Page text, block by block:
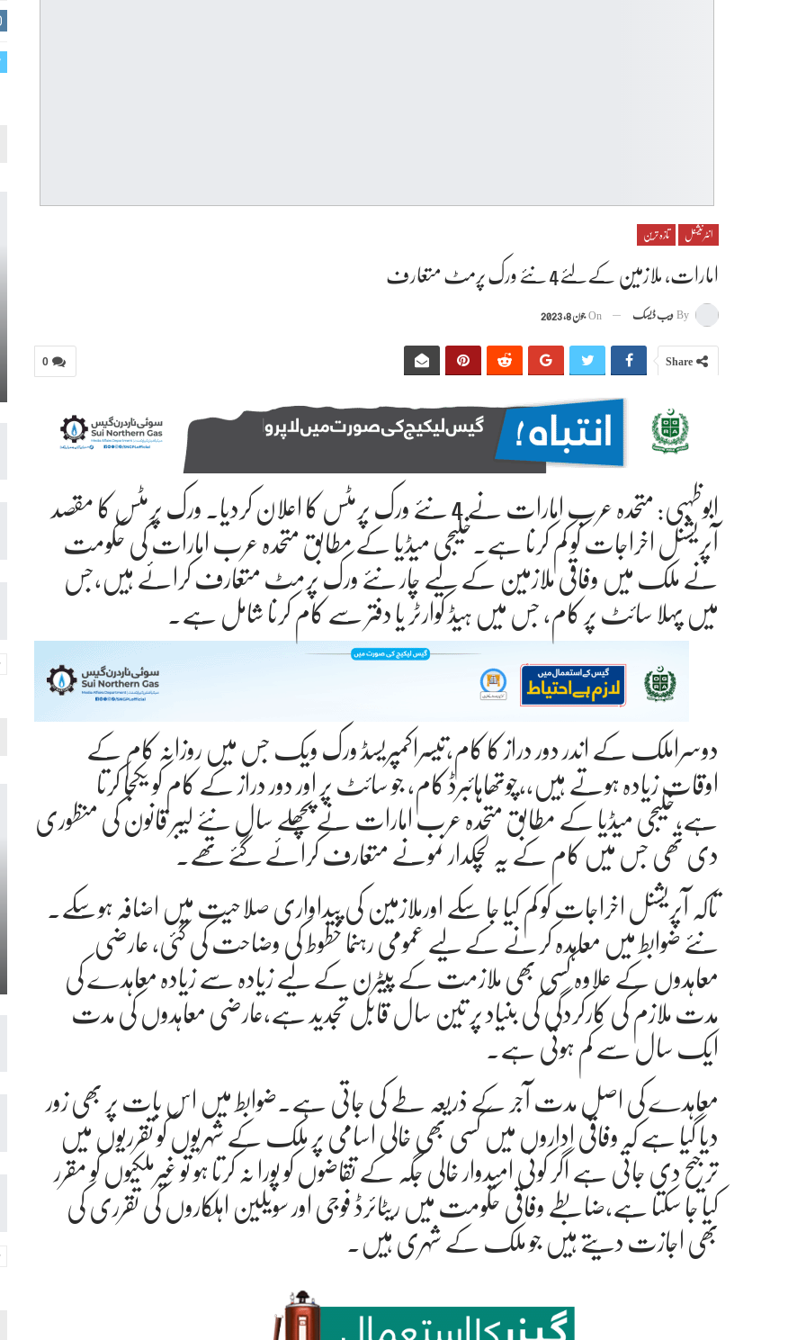
انٹرنیشنل تازہ ترین
امارات، ملازمین کےلئے4 نئے ورک پرمٹ متعارف
By ویب ڈیسک On جون 8, 2023
0 Share
ابوظہبی: متحدہ عرب امارات نے 4 نئے ورک پرمٹس کا اعلان کردیا۔ ورک پرمٹس کا مقصد
آپریشنل اخراجات کو کم کرنا ہے۔خلیجی میڈیا کے مطابق متحدہ عرب امارات کی حکومت
نے ملک میں وفاقی ملازمین کے لیے چار نئے ورک پرمٹ متعارف کرائے ہیں،جس
میں پہلا سائٹ پر کام، جس میں ہیڈ کوارٹر یا دفتر سے کام کرنا شامل ہے۔
دوسراملک کے اندر دور دراز کا کام،تیسراکمپریسڈ ورک ویک جس میں روزانہ کام کے
اوقات زیادہ ہوتے ہیں،،چوتھاہائبرڈ کام، جو سائٹ پر اور دور دراز کے کام کو یکجا کرتا
ہے،خلیجی میڈیا کے مطابق متحدہ عرب امارات نے پچھلے سال نئے لیبر قانون کی منظوری
دی تھی جس میں کام کے یہ لچکدار نمونے متعارف کرائے گئے تھے۔
تاکہ آپریشنل اخراجات کو کم کیا جا سکے اورملازمین کی پیداواری صلاحیت میں اضافہ ہوسکے۔
نئے ضوابط میں معاہدہ کرنے کے لیے عمومی رہنما خطوط کی وضاحت کی گئی، عارضی
معاہدوں کے علاوہ کسی بھی ملازمت کے پیٹرن کے لیے زیادہ سے زیادہ معاہدے کی
مدت ملازم کی کارکردگی کی بنیاد پر تین سال قابل تجدید ہے،عارضی معاہدوں کی مدت
ایک سال سے کم ہوتی ہے۔
معاہدے کی اصل مدت آجر کے ذریعہ طے کی جاتی ہے۔ضوابط میں اس بات پر بھی زور
دیا گیا ہے کہ وفاقی اداروں میں کسی بھی خالی اسامی پر ملک کے شہریوں کو تقرریوں میں
ترجیح دی جاتی ہے اگر کوئی امیدوار خالی جگہ کے تقاضوں کو پورا نہ کرتا ہو تو غیرملکیوں کو مقرر
کیا جا سکتا ہے،ضابطے وفاقی حکومت میں ریٹائرڈ فوجی اور سویلین اہلکاروں کی تقرری کی
بھی اجازت دیتے ہیں جو ملک کے شہری ہیں۔